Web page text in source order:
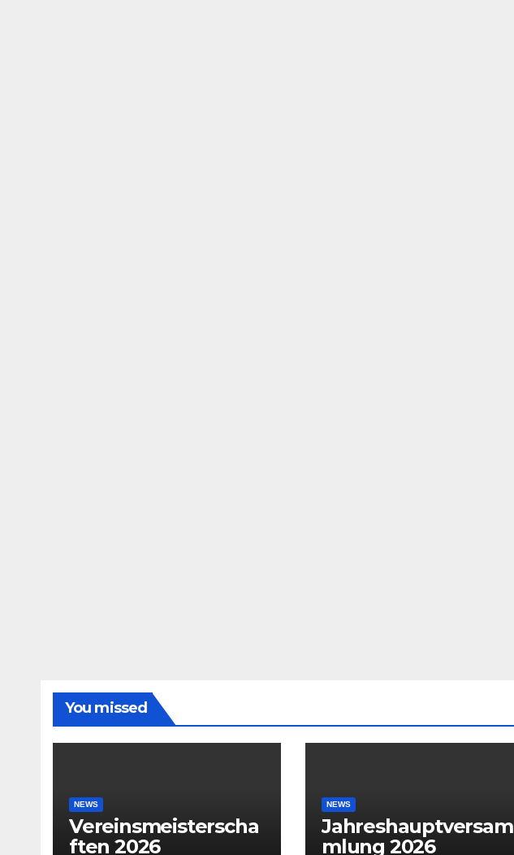
You missed
NEWS
Vereinsmeisterscha
ften 2026
NEWS
Jahreshauptversam
mlung 2026